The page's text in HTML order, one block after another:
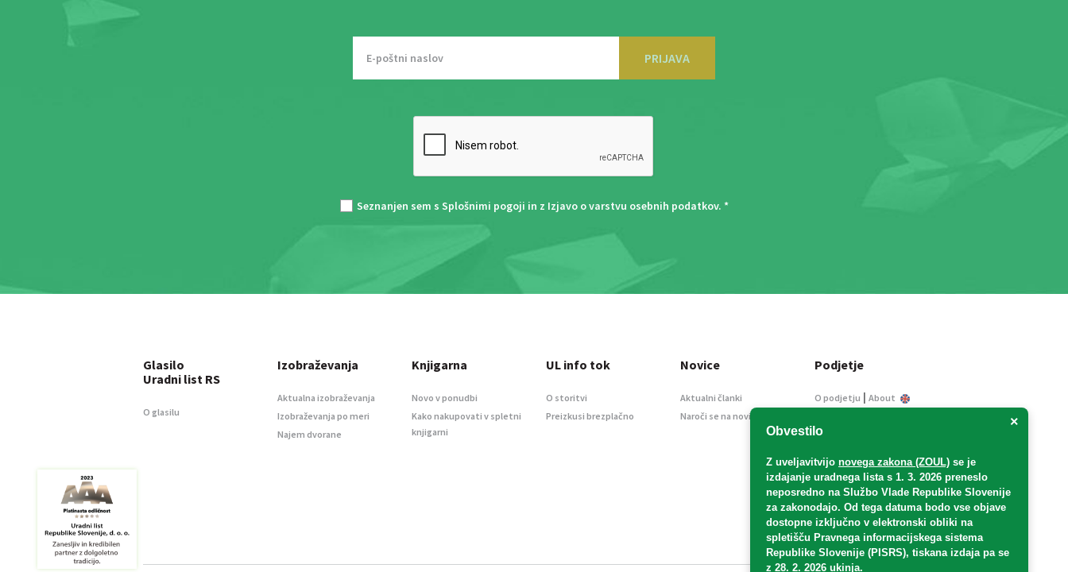
PRIJAVA
Seznanjen sem s Splošnimi pogoji in z Izjavo o varstvu osebnih podatkov. *
×
Obvestilo
Z uveljavitvijo novega zakona (ZOUL) se je
izdajanje uradnega lista s 1. 3. 2026 preneslo
neposredno na Službo Vlade Republike Slovenije
za zakonodajo. Od tega datuma bodo vse objave
dostopne izključno v elektronski obliki na
spletišču Pravnega informacijskega sistema
Republike Slovenije (PISRS), tiskana izdaja pa se
z 28. 2. 2026 ukinja.
Glasilo
Uradni list RS
O glasilu
Izobraževanja
Aktualna izobraževanja
Izobraževanja po meri
Najem dvorane
Knjigarna
Novo v ponudbi
Kako nakupovati v spletni
knjigarni
UL info tok
O storitvi
Preizkusi brezplačno
Novice
Aktualni članki
Naroči se na novice
Podjetje
O podjetju | About
Informacije javnega
Oglaševanje
Splošni pogoji
Izjava o varstvu osebnih
podatkov
E-dražbe